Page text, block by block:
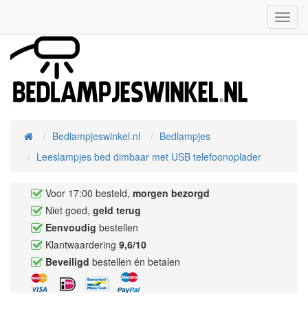
HomeBedlampjeswinkel.nl
Bedlampjes
Leeslampjes bed dimbaar met USB telefoonoplader
Voor 17:00 besteld, morgen bezorgd
Niet goed, geld terug
Eenvoudig bestellen
Klantwaardering 9,6/10
Beveiligd bestellen én betalen